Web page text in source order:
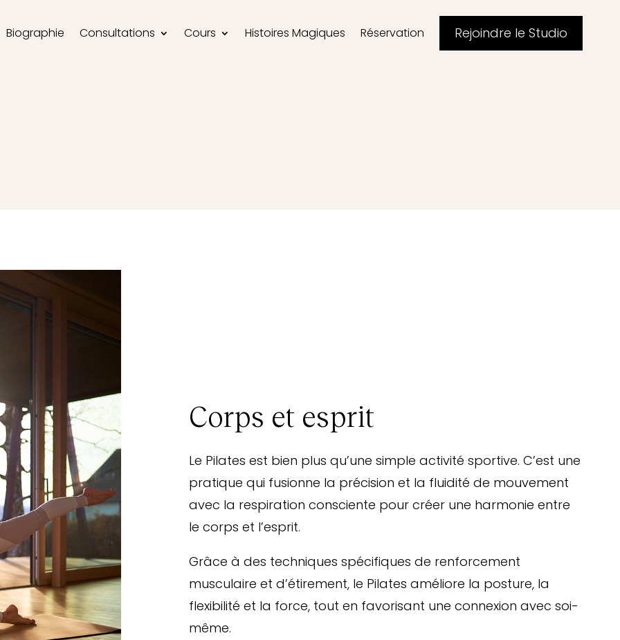
Biographie Consultations Cours Histoires Magiques Réservation Rejoindre le Studio
Corps et esprit
Le Pilates est bien plus qu’une simple activité sportive. C’est une
pratique qui fusionne la précision et la fluidité de mouvement
avec la respiration consciente pour créer une harmonie entre
le corps et l’esprit.
Grâce à des techniques spécifiques de renforcement
musculaire et d’étirement, le Pilates améliore la posture, la
flexibilité et la force, tout en favorisant une connexion avec soi-
même.